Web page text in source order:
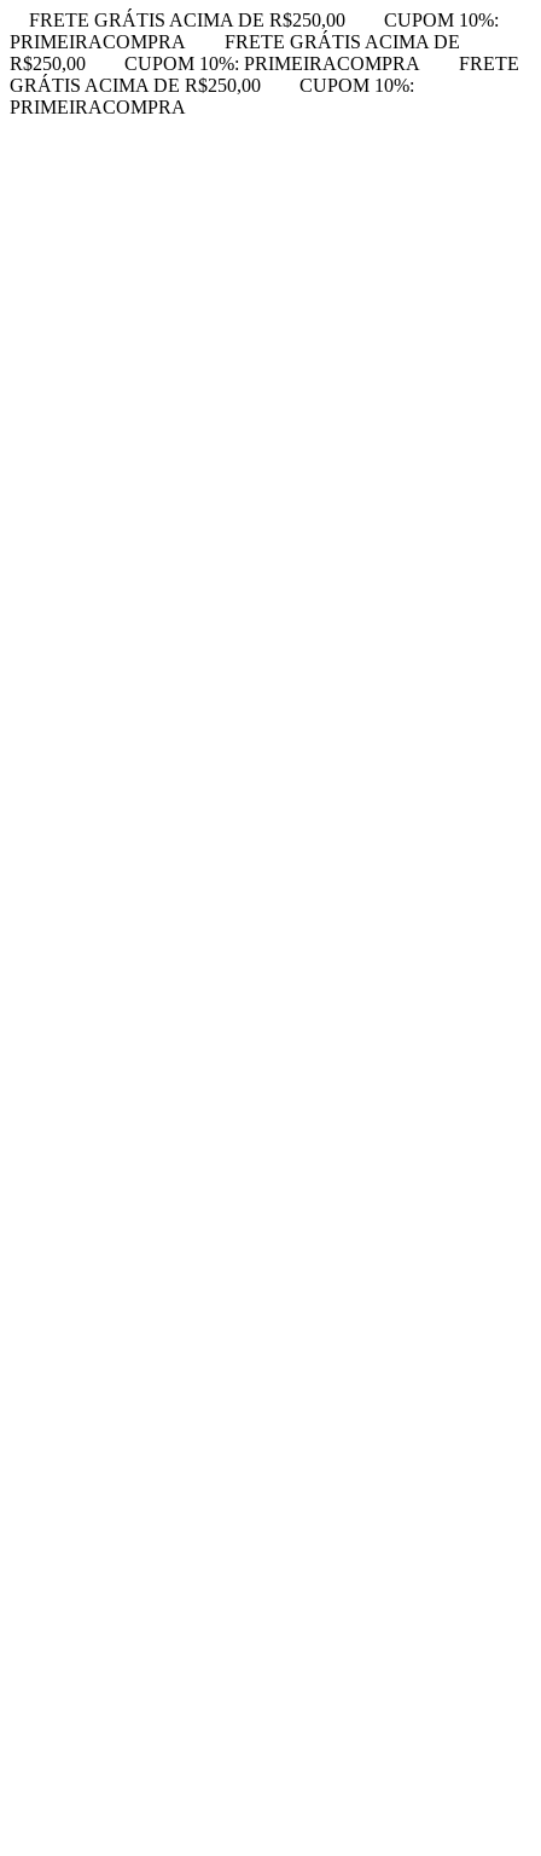
FRETE GRÁTIS ACIMA DE R$250,00
CUPOM 10%:
PRIMEIRACOMPRA
FRETE GRÁTIS ACIMA DE
R$250,00
CUPOM 10%: PRIMEIRACOMPRA
FRETE
GRÁTIS ACIMA DE R$250,00
CUPOM 10%:
PRIMEIRACOMPRA